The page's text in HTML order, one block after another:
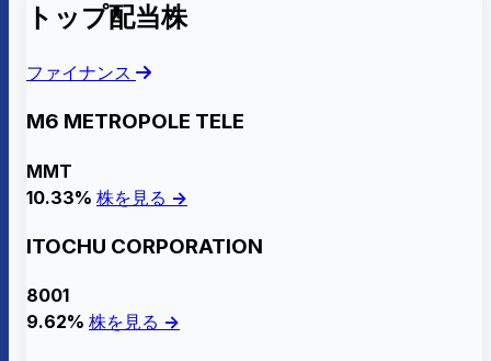
トップ配当株
ファイナンス
M6 METROPOLE TELE
MMT
10.33% 株を見る →
ITOCHU CORPORATION
8001
9.62% 株を見る →